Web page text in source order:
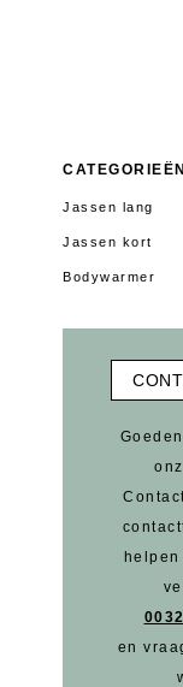
CATEGORIEËN
Jassen lang
Jassen kort
Bodywarmer
en